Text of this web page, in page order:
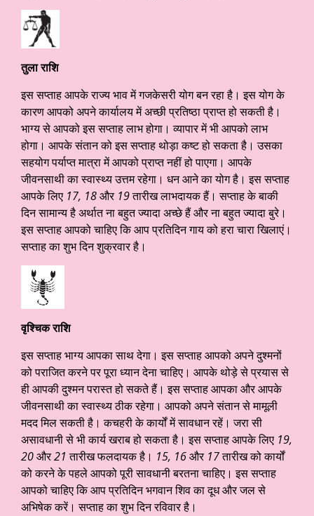
तुला राशि
इस सप्ताह आपके राज्य भाव में गजकेसरी योग बन रहा है। इस योग के
कारण आपको अपने कार्यालय में अच्छी प्रतिष्ठा प्राप्त हो सकती है।
भाग्य से आपको इस सप्ताह लाभ होगा। व्यापार में भी आपको लाभ
होगा। आपके संतान को इस सप्ताह थोड़ा कष्ट हो सकता है। उसका
सहयोग पर्याप्त मात्रा में आपको प्राप्त नहीं हो पाएगा। आपके
जीवनसाथी का स्वास्थ्य उत्तम रहेगा। धन आने का योग है। इस सप्ताह
आपके लिए 17, 18और 19तारीख लाभदायक हैं। सप्ताह के बाकी
दिन सामान्य है अर्थात ना बहुत ज्यादा अच्छे हैं और ना बहुत ज्यादा बुरे।
इस सप्ताह आपको चाहिए कि आप प्रतिदिन गाय को हरा चारा खिलाएं।
सप्ताह का शुभ दिन शुक्रवार है।
वृश्चिक राशि
इस सप्ताह भाग्य आपका साथ देगा। इस सप्ताह आपको अपने दुश्मनों
को पराजित करने पर पूरा ध्यान देना चाहिए। आपके थोड़े से प्रयास से
ही आपकी दुश्मन परास्त हो सकते हैं। इस सप्ताह आपका और आपके
जीवनसाथी का स्वास्थ्य ठीक रहेगा। आपको अपने संतान से मामूली
मदद मिल सकती है। कचहरी के कार्यों में सावधान रहें। जरा सी
असावधानी से भी कार्य खराब हो सकता है। इस सप्ताह आपके लिए 19,
20और21 तारीख फलदायक है। 15, 16और 17तारीख को कार्यों
को करने के पहले आपको पूरी सावधानी बरतना चाहिए। इस सप्ताह
आपको चाहिए कि आप प्रतिदिन भगवान शिव का दूध और जल से
अभिषेक करें। सप्ताह का शुभ दिन रविवार है।